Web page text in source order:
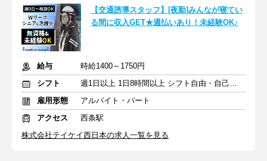
【交通誘導スタッフ】[夜勤]みんなが寝てい
る間に収入GET★週払いあり！未経験OK♪
給与
時給1400～1750円
シフト
週1日以上 1日8時間以上 シフト自由・自己申告
雇用形態
アルバイト・パート
アクセス
西条駅
株式会社テイケイ西日本の求人一覧を見る